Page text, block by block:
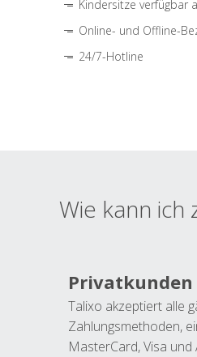
Kindersitze verfügbar
Online- und Offline-
24/7-Hotline
Wie kann ich
Privatkunden
Talixo akzeptiert alle
Zahlungsmethoden,
MasterCard, Visa und